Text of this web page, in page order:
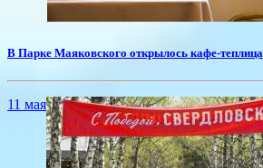
В Парке Маяковского открылось кафе-теплица
11 мая